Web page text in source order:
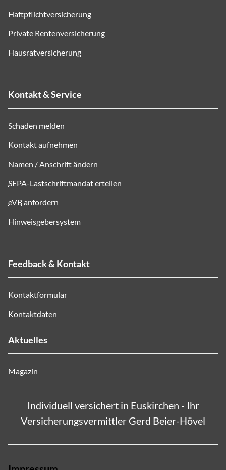
Haftpflichtversicherung
Private Rentenversicherung
Hausratversicherung
Kontakt & Service
Schaden melden
Kontakt aufnehmen
Namen / Anschrift ändern
SEPA-Lastschriftmandat erteilen
eVBanfordern
Hinweisgebersystem
Feedback & Kontakt
Kontaktformular
Kontaktdaten
Aktuelles
Magazin
Individuell versichert in Euskirchen - Ihr
Versicherungsvermittler Gerd Beier-Hövel